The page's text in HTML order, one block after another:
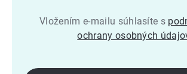
Vložením e-mailu súhlasíte s
ochrany osobných